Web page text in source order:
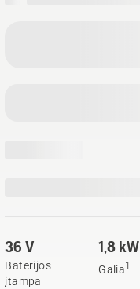
36 V
Baterijos
įtampa
1,8 kW
Galia1